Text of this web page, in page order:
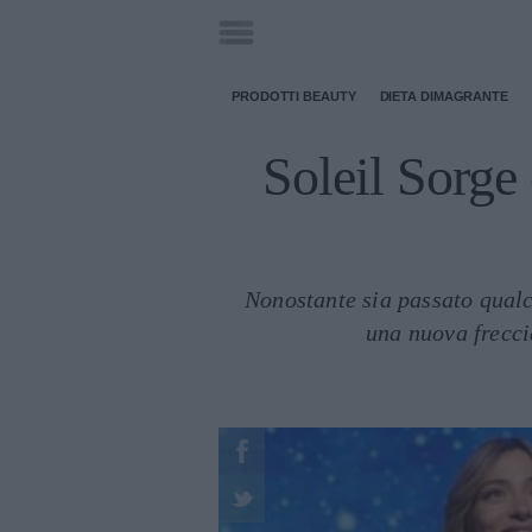
PRODOTTI BEAUTY DIETA DIMAGRANTE
Soleil Sorge
Nonostante sia passato
una nuova